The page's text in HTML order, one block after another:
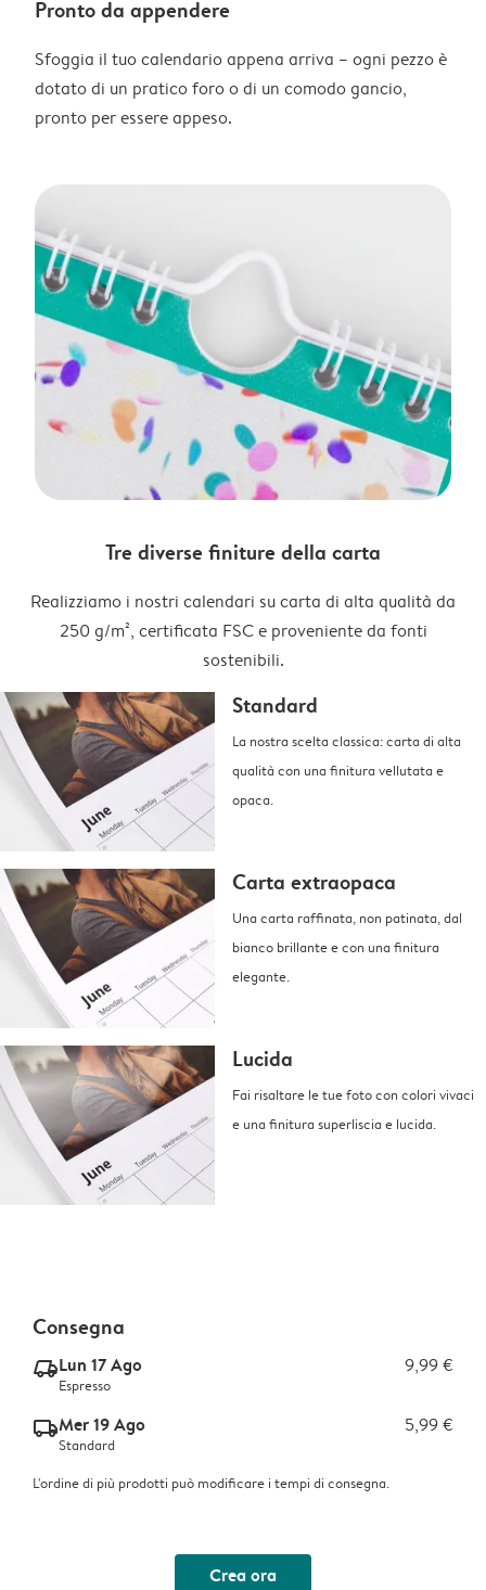
Pronto da appendere
Sfoggia il tuo calendario appena arriva – ogni pezzo è
dotato di un pratico foro o di un comodo gancio,
pronto per essere appeso.
Tre diverse finiture della carta
Realizziamo i nostri calendari su carta di alta qualità da
250 g/m², certificata FSC e proveniente da fonti
sostenibili.
Standard
La nostra scelta classica: carta di alta
qualità con una finitura vellutata e
opaca.
Carta extraopaca
Una carta raffinata, non patinata, dal
bianco brillante e con una finitura
elegante.
Lucida
Fai risaltare le tue foto con colori vivaci
e una finitura superliscia e lucida.
Consegna
delivery_express_v2Lun 17 Ago 9,99 €
Espresso
delivery_standard_v2Mer 19 Ago 5,99 €
Standard
L'ordine di più prodotti può modificare i tempi di consegna.
Crea ora